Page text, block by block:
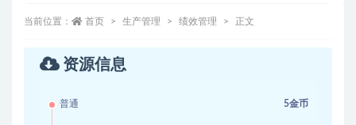
当前位置： 首页 生产管理 绩效管理 正文
资源信息
普通 5金币